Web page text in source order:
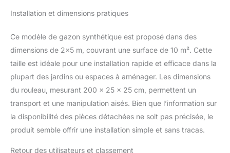
Installation et dimensions pratiques
Ce modèle de gazon synthétique est proposé dans des
dimensions de 2×5 m, couvrant une surface de 10 m². Cette
taille est idéale pour une installation rapide et efficace dans la
plupart des jardins ou espaces à aménager. Les dimensions
du rouleau, mesurant 200 x 25 x 25 cm, permettent un
transport et une manipulation aisés. Bien que l’information sur
la disponibilité des pièces détachées ne soit pas précisée, le
produit semble offrir une installation simple et sans tracas.
Retour des utilisateurs et classement